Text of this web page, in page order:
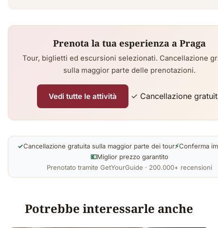
Prenota la tua esperienza a Praga
Tour, biglietti ed escursioni selezionati. Cancellazione
sulla maggior parte delle prenotazioni.
Vedi tutte le attività ✓ Cancellazione
✓Cancellazione gratuita sulla maggior parte dei tour⚡Conferma
💶Miglior prezzo garantito
Prenotato tramite GetYourGuide · 200.000+ recensioni
Potrebbe interessarle anche